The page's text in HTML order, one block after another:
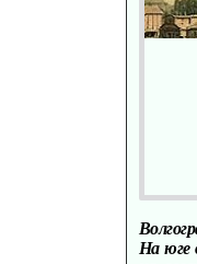
На юге